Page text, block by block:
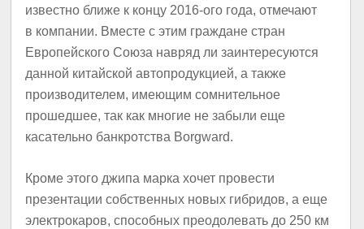
известно ближе к концу 2016-ого года, отмечают
в компании. Вместе с этим граждане стран
Европейского Союза навряд ли заинтересуются
данной китайской автопродукцией, а также
производителем, имеющим сомнительное
прошедшее, так как многие не забыли еще
касательно банкротства Borgward.
Кроме этого джипа марка хочет провести
презентации собственных новых гибридов, а еще
электрокаров, способных преодолевать до 250 км